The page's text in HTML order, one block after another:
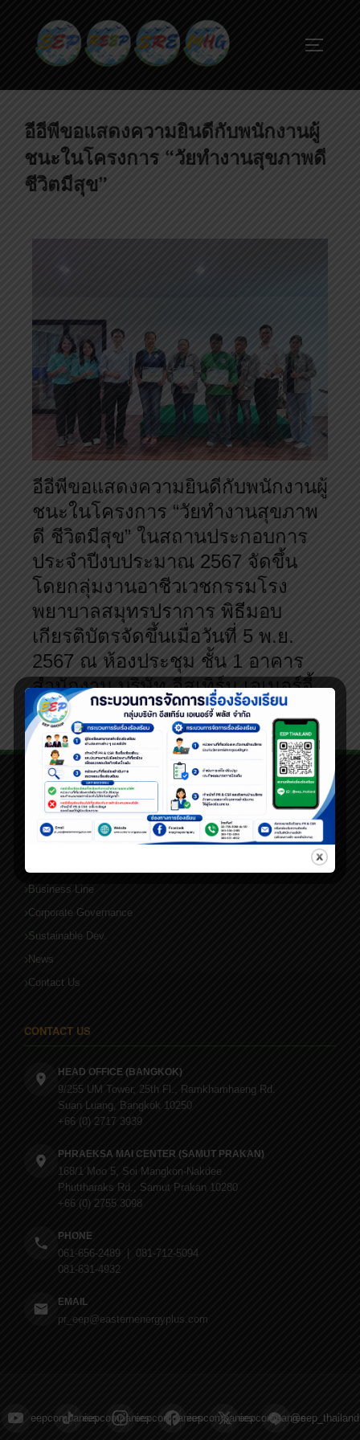
อีอีพีขอแสดงความยินดีกับพนักงานผู้
ชนะในโครงการ “วัยทำงานสุขภาพดี
ชีวิตมีสุข”
อีอีพีขอแสดงความยินดีกับพนักงานผู้
ชนะในโครงการ “วัยทำงานสุขภาพ
ดี ชีวิตมีสุข” ในสถานประกอบการ
ประจำปีงบประมาณ 2567 จัดขึ้น
โดยกลุ่มงานอาชีวเวชกรรมโรง
พยาบาลสมุทรปราการ พิธีมอบ
เกียรติบัตรจัดขึ้นเมื่อวันที่ 5 พ.ย.
2567 ณ ห้องประชุม ชั้น 1 อาคาร
สำนักงาน บริษัท อีสเทิร์น เอเนอร์จี้
พลัส จำกัด สาขาแพรกษาใหม่
QUICK LINKS
Business Line
Corporate Governance
Sustainable Dev.
News
Contact Us
CONTACT US
HEAD OFFICE (BANGKOK)
9/255 UM Tower, 25th Fl., Ramkhamhaeng Rd.
Suan Luang, Bangkok 10250
+66 (0) 2717 3939
PHRAEKSA MAI CENTER (SAMUT PRAKAN)
168/1 Moo 5, Soi Mangkon-Nakdee
Phuttharaks Rd., Samut Prakan 10280
+66 (0) 2755 3098
PHONE
061-656-2489 | 081-712-5094
081-631-4932
EMAIL
pr_eep@easternenergyplus.com
eepcompanieseepcompanieseepcompanieseepcompanieseepcompanies@eep_thailand